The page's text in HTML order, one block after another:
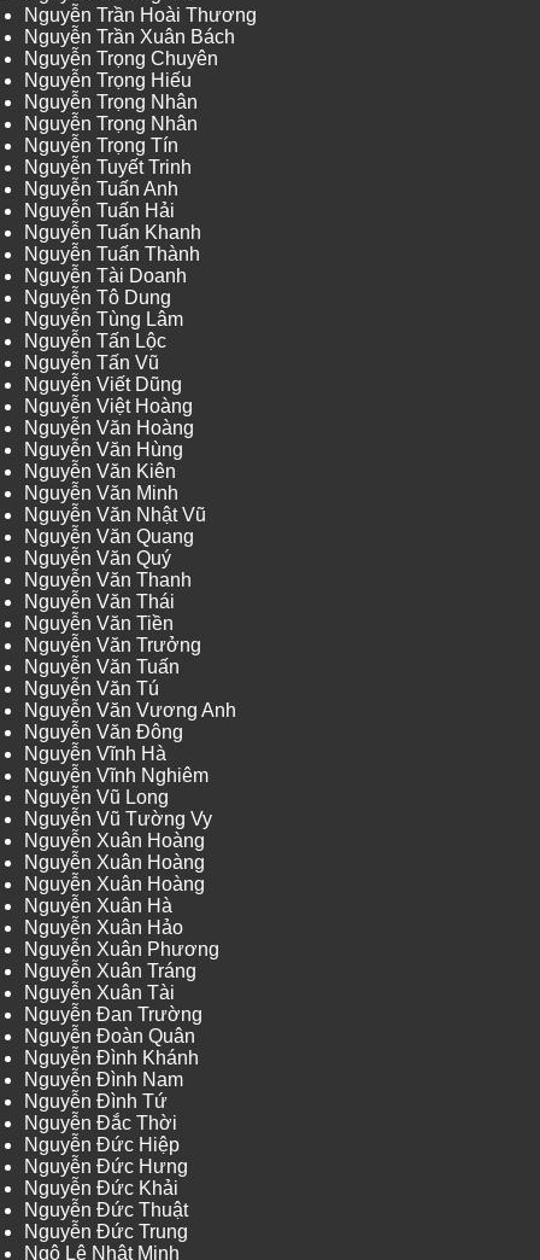
Nguyễn Trần Hoài Thương
Nguyễn Trần Xuân Bách
Nguyễn Trọng Chuyên
Nguyễn Trọng Hiếu
Nguyễn Trọng Nhân
Nguyễn Trọng Nhân
Nguyễn Trọng Tín
Nguyễn Tuyết Trinh
Nguyễn Tuấn Anh
Nguyễn Tuấn Hải
Nguyễn Tuấn Khanh
Nguyễn Tuấn Thành
Nguyễn Tài Doanh
Nguyễn Tô Dung
Nguyễn Tùng Lâm
Nguyễn Tấn Lộc
Nguyễn Tấn Vũ
Nguyễn Viết Dũng
Nguyễn Việt Hoàng
Nguyễn Văn Hoàng
Nguyễn Văn Hùng
Nguyễn Văn Kiên
Nguyễn Văn Minh
Nguyễn Văn Nhật Vũ
Nguyễn Văn Quang
Nguyễn Văn Quý
Nguyễn Văn Thanh
Nguyễn Văn Thái
Nguyễn Văn Tiền
Nguyễn Văn Trưởng
Nguyễn Văn Tuấn
Nguyễn Văn Tú
Nguyễn Văn Vương Anh
Nguyễn Văn Đông
Nguyễn Vĩnh Hà
Nguyễn Vĩnh Nghiêm
Nguyễn Vũ Long
Nguyễn Vũ Tường Vy
Nguyễn Xuân Hoàng
Nguyễn Xuân Hoàng
Nguyễn Xuân Hoàng
Nguyễn Xuân Hà
Nguyễn Xuân Hảo
Nguyễn Xuân Phương
Nguyễn Xuân Tráng
Nguyễn Xuân Tài
Nguyễn Đan Trường
Nguyễn Đoàn Quân
Nguyễn Đình Khánh
Nguyễn Đình Nam
Nguyễn Đình Tứ
Nguyễn Đắc Thời
Nguyễn Đức Hiệp
Nguyễn Đức Hưng
Nguyễn Đức Khải
Nguyễn Đức Thuật
Nguyễn Đức Trung
Ngô Lê Nhật Minh